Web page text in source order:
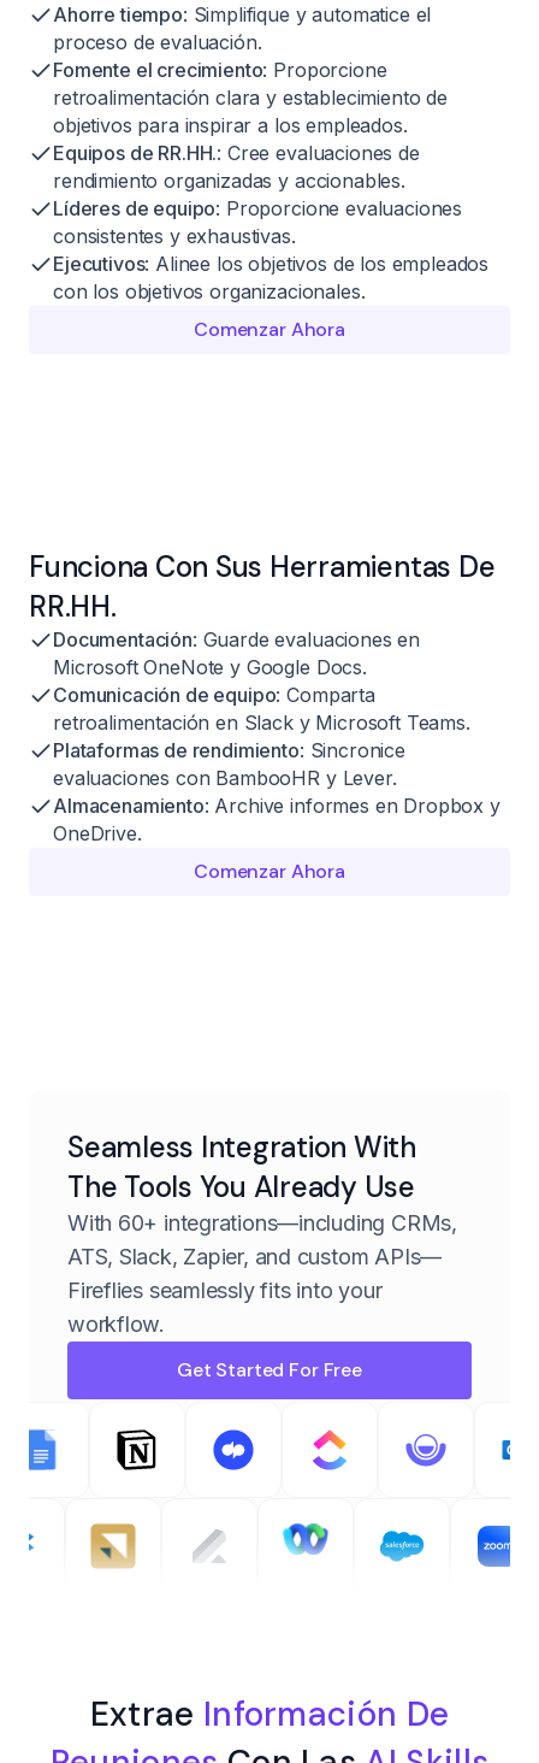
Ahorre tiempo: Simplifique y automatice el
proceso de evaluación.
Fomente el crecimiento: Proporcione
retroalimentación clara y establecimiento de
objetivos para inspirar a los empleados.
Equipos de RR.HH.: Cree evaluaciones de
rendimiento organizadas y accionables.
Líderes de equipo: Proporcione evaluaciones
consistentes y exhaustivas.
Ejecutivos: Alinee los objetivos de los empleados
con los objetivos organizacionales.
Comenzar Ahora
Funciona Con Sus Herramientas De
RR.HH.
Documentación: Guarde evaluaciones en
Microsoft OneNote y Google Docs.
Comunicación de equipo: Comparta
retroalimentación en Slack y Microsoft Teams.
Plataformas de rendimiento: Sincronice
evaluaciones con BambooHR y Lever.
Almacenamiento: Archive informes en Dropbox y
OneDrive.
Comenzar Ahora
Seamless Integration With
The Tools You Already Use
With 60+ integrations—including CRMs,
ATS, Slack, Zapier, and custom APIs—
Fireflies seamlessly fits into your
workflow.
Get Started For Free
Extrae Información De